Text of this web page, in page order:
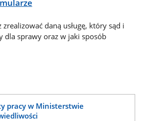
daną usługę, który sąd i
dla sprawy oraz w jaki sposób
pracy w Ministerstwie